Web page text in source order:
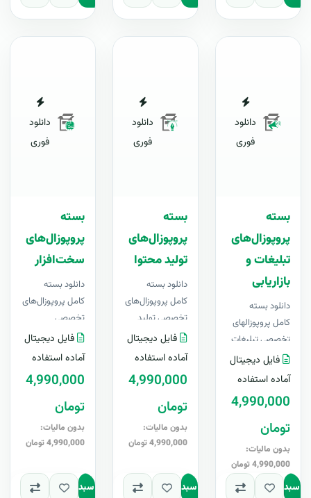
دانلود
فوری
بسته
پروپوزال‌های
تبلیغات و
بازاریابی
دانلود بسته
کامل پروپوزالهای
تخصصی تبلیغات
و بازاریابی
دیجیتالی ، فایل
ویرایش..
فایل دیجیتال
آماده استفاده
4,990,000
تومان
بدون مالیات:
4,990,000 تومان
به سبد
دانلود
فوری
بسته
پروپوزال‌های
تولید محتوا
دانلود بسته
کامل پروپوزال‌های
تخصصی تولید
محتوا، فایل های
لایه باز قابل
فایل دیجیتال
آماده استفاده
4,990,000
تومان
بدون مالیات:
4,990,000 تومان
افزودن به سبد
دانلود
فوری
بسته
پروپوزال‌های
سخت‌افزار
دانلود بسته
کامل پروپوزال‌های
تخصصی
سخت‌افزار و
زیرساخت، فایل
ویرایش در ..
فایل دیجیتال
آماده استفاده
4,990,000
تومان
بدون مالیات:
4,990,000 تومان
افزودن به سبد